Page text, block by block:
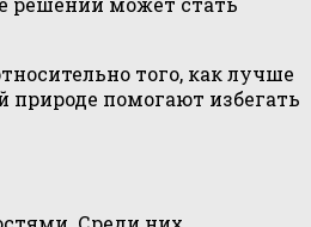
того, как лучше
помогают избегать